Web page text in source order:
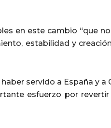
en este cambio “que
estabilidad y
servido a España y a
esfuerzo por